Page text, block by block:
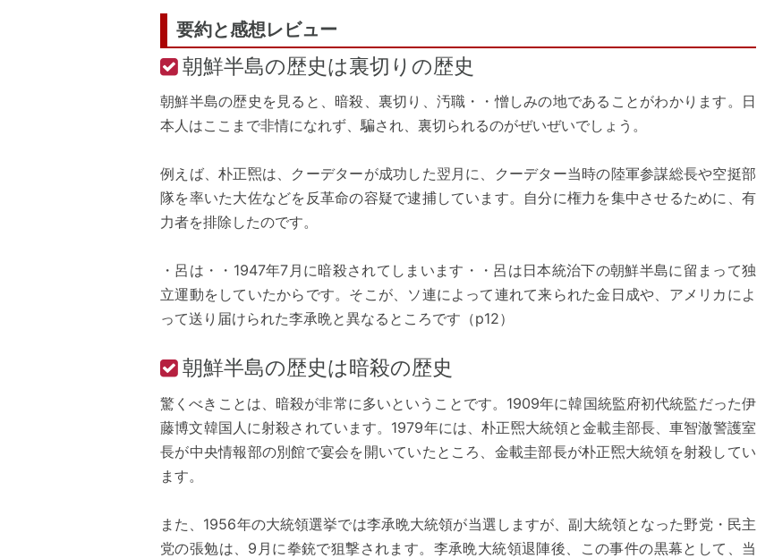
要約と感想レビュー
朝鮮半島の歴史は裏切りの歴史
朝鮮半島の歴史を見ると、暗殺、裏切り、汚職・・憎しみの地であることがわかります。日
本人はここまで非情になれず、騙され、裏切られるのがぜいぜいでしょう。
例えば、朴正煕は、クーデターが成功した翌月に、クーデター当時の陸軍参謀総長や空挺部
隊を率いた大佐などを反革命の容疑で逮捕しています。自分に権力を集中させるために、有
力者を排除したのです。
・呂は・・1947年7月に暗殺されてしまいます・・呂は日本統治下の朝鮮半島に留まって独
立運動をしていたからです。そこが、ソ連によって連れて来られた金日成や、アメリカによ
って送り届けられた李承晩と異なるところです（p12）
朝鮮半島の歴史は暗殺の歴史
驚くべきことは、暗殺が非常に多いということです。1909年に韓国統監府初代統監だった伊
藤博文韓国人に射殺されています。1979年には、朴正煕大統領と金載圭部長、車智澈警護室
長が中央情報部の別館で宴会を開いていたところ、金載圭部長が朴正煕大統領を射殺してい
ます。
また、1956年の大統領選挙では李承晩大統領が当選しますが、副大統領となった野党・民主
党の張勉は、9月に拳銃で狙撃されます。李承晩大統領退陣後、この事件の黒幕として、当